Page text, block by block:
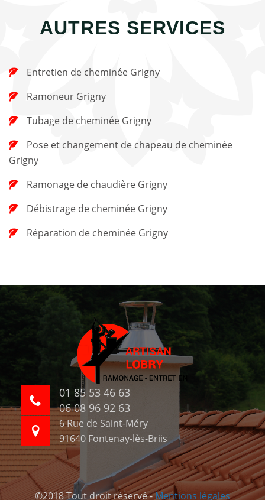
AUTRES SERVICES
Entretien de cheminée Grigny
Ramoneur Grigny
Tubage de cheminée Grigny
Grigny
Ramonage de chaudière Grigny
Débistrage de cheminée Grigny
Réparation de cheminée Grigny
01 85 53 46 63
06 08 96 92 63
6 Rue de Saint-Méry
91640 Fontenay-lès-Briis
©2018 Tout droit réservé -Mentions légales